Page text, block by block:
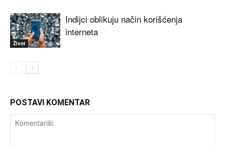
Život
Indijci oblikuju način korišćenja
interneta
POSTAVI KOMENTAR